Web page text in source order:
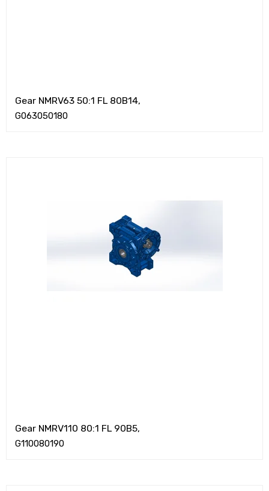
Gear NMRV63 50:1 FL 80B14,
G063050180
Gear NMRV110 80:1 FL 90B5,
G110080190